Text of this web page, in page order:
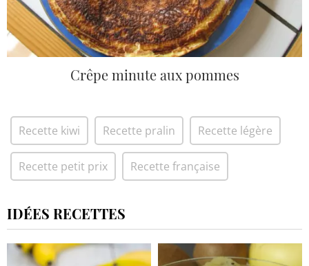
Crêpe minute aux pommes
Recette kiwi Recette pralin Recette légère
Recette petit prix Recette française
IDÉES RECETTES